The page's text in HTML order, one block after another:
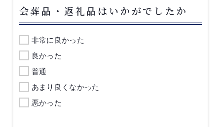
会葬品・返礼品はいかがでしたか
非常に良かった
良かった
普通
あまり良くなかった
悪かった